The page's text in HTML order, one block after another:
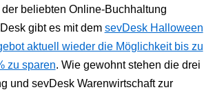
der beliebten Online-Buchhaltung
gibt es mit dem sevDesk Halloween
aktuell wieder die Möglichkeit bis zu
zu sparen. Wie gewohnt stehen die drei
und sevDesk Warenwirtschaft zur